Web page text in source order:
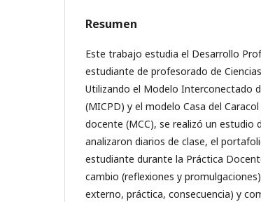
Resumen
Este trabajo estudia el Desarrollo
estudiante de profesorado de
Utilizando el Modelo Interconectado
(MICPD) y el modelo Casa del
docente (MCC), se realizó un
analizaron diarios de clase, el
estudiante durante la Práctica
cambio (reflexiones y
externo, práctica, consecuencia) y